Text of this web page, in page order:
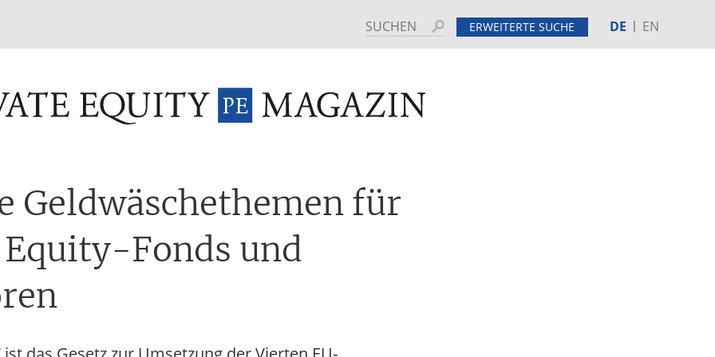
Suchen ERWEITERTE SUCHE DE EN
INVESTMENT FUNDS M&A TAX GLOSSAR TERMINE HINTERGRUND
Geldwäschethemen für
Fonds und